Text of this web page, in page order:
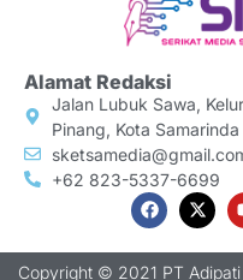
Alamat Redaksi
Jalan Lubuk Sawa,
Pinang, Kota Samarinda
+62 823-5337-6699
Copyright © 2021 PT